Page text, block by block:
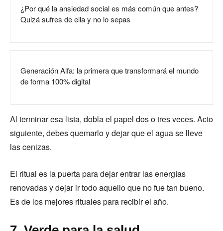
¿Por qué la ansiedad social es más común que antes?
Quizá sufres de ella y no lo sepas
Generación Alfa: la primera que transformará el mundo
de forma 100% digital
Al terminar esa lista, dobla el papel dos o tres veces. Acto
siguiente, debes quemarlo y dejar que el agua se lleve
las cenizas.
El ritual es la puerta para dejar entrar las energías
renovadas y dejar ir todo aquello que no fue tan bueno.
Es de los mejores rituales para recibir el año.